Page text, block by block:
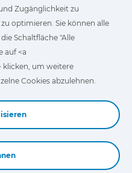
Cookies und Cookies von
und Zugänglichkeit unserer
Nutzererlebnis zu optimieren.
klicken, um weitere
oder abzulehnen.
Zugänglichkeit zu
optimieren. Sie können alle
Schaltfläche "Alle
auf <a
klicken, um weitere
Cookies abzulehnen.